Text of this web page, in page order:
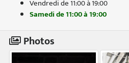
Vendredi de 11:00 à 19:00
Samedi de 11:00 à 19:00
Photos